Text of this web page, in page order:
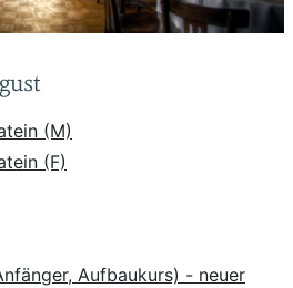
(M)
(F)
Aufbaukurs) - neuer